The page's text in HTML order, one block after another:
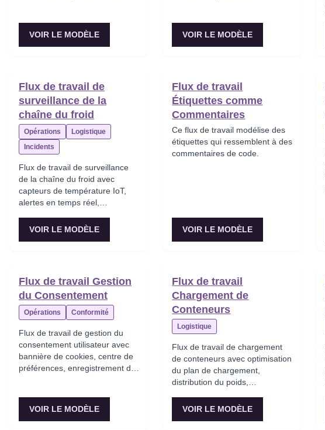
VOIR LE MODÈLE
production et rollback
automatique en cas d’échec.
VOIR LE MODÈLE
Flux de travail de
surveillance de la
chaîne du froid
Opérations
Logistique
Incidents
Flux de travail de surveillance
de la chaîne du froid avec
capteurs de température IoT,
alertes en temps réel,
déclenchement d’actions
VOIR LE MODÈLE
Flux de travail
Étiquettes comme
Commentaires
Ce flux de travail modélise des
étiquettes qui ressemblent à des
commentaires de code.
VOIR LE MODÈLE
Flux de travail Gestion
du Consentement
Opérations Conformité
Flux de travail de gestion du
consentement utilisateur avec
bannière de cookies, centre de
préférences, enregistrement du
VOIR LE MODÈLE
Flux de travail
Chargement de
Conteneurs
Logistique
Flux de travail de chargement
de conteneurs avec optimisation
du plan de chargement,
distribution du poids,
volume, application du scellé et
VOIR LE MODÈLE